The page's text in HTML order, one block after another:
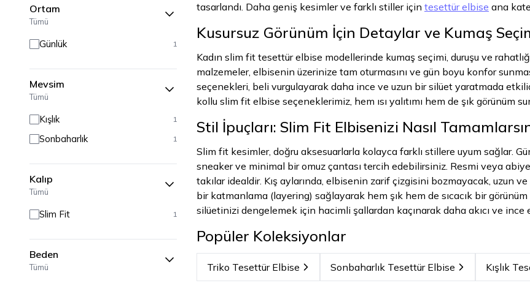
Ortam
Tümü
Günlük 1
Mevsim
Tümü
Kışlık 1
Sonbaharlık 1
Kalıp
Tümü
Slim Fit 1
Beden
Tümü
tasarlandı. Daha geniş kesimler ve farklı stiller için tesettür elbise ana
Kusursuz Görünüm İçin Detaylar ve Kumaş
Kadın slim fit tesettür elbise modellerinde kumaş seçimi, duruşu ve
malzemeler, elbisenin üzerinize tam oturmasını ve gün boyu konfor
seçenekleri, beli vurgulayarak daha ince ve uzun bir silüet yaratmada
kollu slim fit elbise seçeneklerimiz, hem ısı yalıtımı hem de şık görünüm
Stil İpuçları: Slim Fit Elbisenizi Nasıl
Slim fit kesimler, doğru aksesuarlarla kolayca farklı stillere uyum sağlar.
sneaker ve minimal bir omuz çantası tercih edebilirsiniz. Resmi veya
takılar idealdir. Kış aylarında, elbisenin zarif çizgisini bozmayacak, uzun
bir katmanlama (layering) sağlayarak hem şık hem de sıcacık bir
silüetinizi dengelemek için hacimli şallardan kaçınarak daha akıcı ve
Popüler Koleksiyonlar
Triko Tesettür Elbise Sonbaharlık Tesettür Elbise Kışlık